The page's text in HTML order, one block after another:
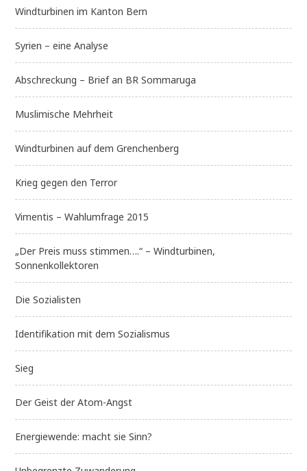
Windturbinen im Kanton Bern
Syrien – eine Analyse
Abschreckung – Brief an BR Sommaruga
Muslimische Mehrheit
Windturbinen auf dem Grenchenberg
Krieg gegen den Terror
Vimentis – Wahlumfrage 2015
„Der Preis muss stimmen….“ – Windturbinen,
Sonnenkollektoren
Die Sozialisten
Identifikation mit dem Sozialismus
Sieg
Der Geist der Atom-Angst
Energiewende: macht sie Sinn?